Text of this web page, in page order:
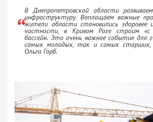
В Днепропетровской области
инфраструктуру. Воплощаем важные
жители области становились здоровее
частности, в Кривом Роге строим «с
бассейн. Это очень важное событие для
самых молодых, так и самых
Ольга Горб.